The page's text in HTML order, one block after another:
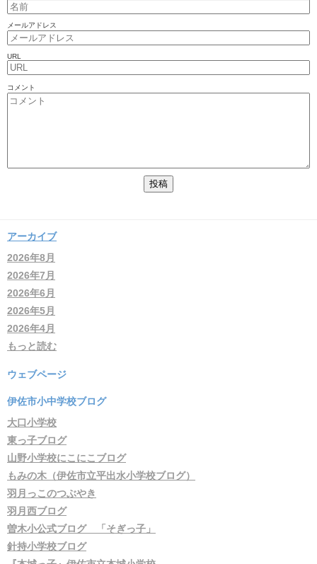
メールアドレス
URL
コメント
アーカイブ
2026年8月
2026年7月
2026年6月
2026年5月
2026年4月
もっと読む
ウェブページ
伊佐市小中学校ブログ
大口小学校
東っ子ブログ
山野小学校にこにこブログ
もみの木（伊佐市立平出水小学校ブログ）
羽月っこのつぶやき
羽月西ブログ
曽木小公式ブログ 「そぎっ子」
針持小学校ブログ